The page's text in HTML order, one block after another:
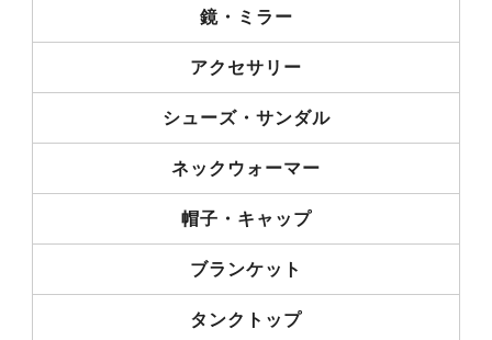
鏡・ミラー
アクセサリー
シューズ・サンダル
ネックウォーマー
帽子・キャップ
ブランケット
タンクトップ